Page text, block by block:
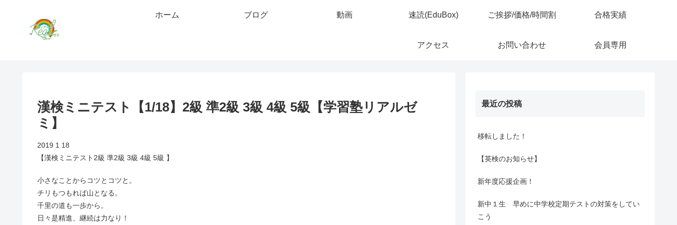
ホーム ブログ 動画 速読(EduBox) ご挨拶/価格/時間割 合格実績
アクセス お問い合わせ 会員専用
漢検ミニテスト【1/18】2級 準2級 3級 4級 5級【学習塾リアルゼ
ミ】
2019 1 18
【漢検ミニテスト2級 準2級 3級 4級 5級 】
小さなことからコツとコツと。
チリもつもれば山となる。
千里の道も一歩から。
日々是精進、継続は力なり！
最近の投稿
移転しました！
【英検のお知らせ】
新年度応援企画！
新中１生 早めに中学校定期テストの対策をしてい
こう